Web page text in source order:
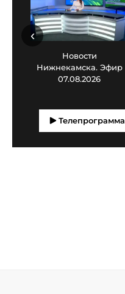
Новости
Нижнекамска. Эфир
07.08.2026
‹
Телепрограмма